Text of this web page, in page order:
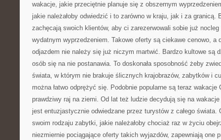
wakacje, jakie przeciętnie planuje się z obszernym
jakie należałoby odwiedzić i to zarówno w kraju, jak i za granicą.
zachęcają swoich klientów, aby ci zarezerwowali sobie już
wydatnym wyprzedzeniem. Takowe oferty są ciekawe cenowo, a
odjazdem nie należy się już niczym martwić. Bardzo kultowe są
osób się na nie postanawia. To doskonała sposobność żeby
świata, w którym nie brakuje ślicznych krajobrazów, zabytków i
można łatwo odprężyć się. Podobnie popularne są teraz
prawdziwy raj na ziemi. Od lat też ludzie decydują się na
jest entuzjastycznie odwiedzane przez turystów z całego świata.
swoim rodzaju zabytki, jakie należałoby chociaż raz w życiu
niezmiernie pociągające oferty takich wyjazdów, zapewniają one